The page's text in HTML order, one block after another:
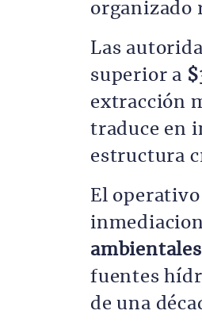
organizado
Las
superior a
extracción
traduce en
estructura
El
ambientales
fuentes
de una